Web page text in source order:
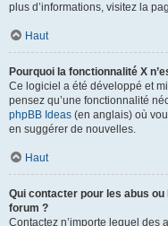
plus d’informations, visitez la
Haut
Pourquoi la fonctionnalité X
Ce logiciel a été développé et
pensez qu’une fonctionnalité
phpBB Ideas (en anglais) où
en suggérer de nouvelles.
Haut
Qui contacter pour les abus
forum ?
Contactez n’importe lequel des